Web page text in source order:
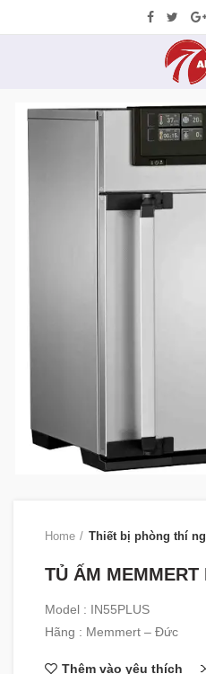
Home Thiết bị phòng thí
TỦ ẤM MEMMERT
Model : IN55PLUS
Hãng : Memmert – Đức
Thêm vào yêu thích